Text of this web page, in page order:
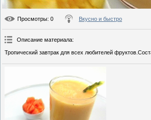
Просмотры: 0 Вкусно и быстро
Описание материала:
Тропический завтрак для всех любителей